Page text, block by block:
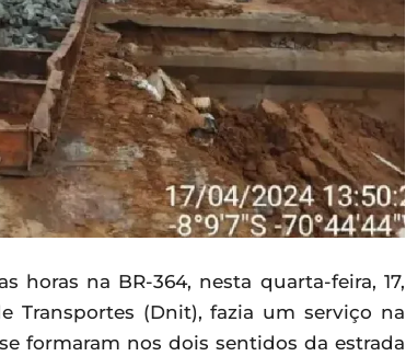
na BR-364, nesta quarta-feira, 17,
Transportes (Dnit), fazia um serviço na
formaram nos dois sentidos da estrada